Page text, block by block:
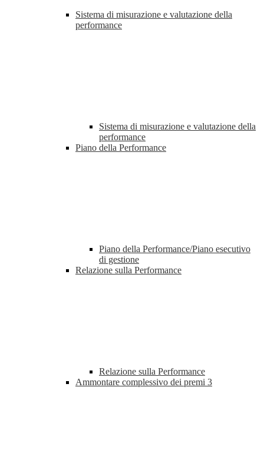
Sistema di misurazione e valutazione della
performance
Sistema di misurazione e valutazione della
performance
Piano della Performance
Piano della Performance/Piano esecutivo
di gestione
Relazione sulla Performance
Relazione sulla Performance
Ammontare complessivo dei premi 3